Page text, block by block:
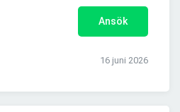
Ansök
16 juni 2026